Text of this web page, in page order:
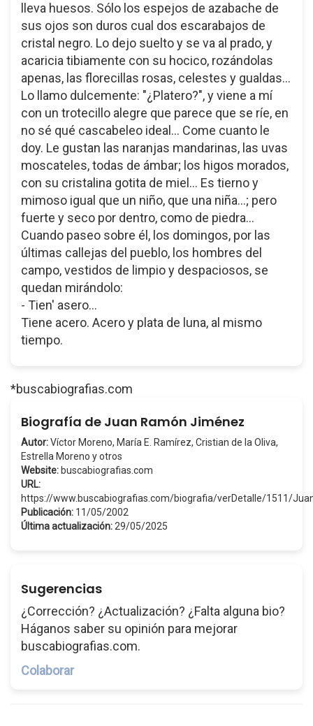
lleva huesos. Sólo los espejos de azabache de
sus ojos son duros cual dos escarabajos de
cristal negro. Lo dejo suelto y se va al prado, y
acaricia tibiamente con su hocico, rozándolas
apenas, las florecillas rosas, celestes y gualdas...
Lo llamo dulcemente: "¿Platero?", y viene a mí
con un trotecillo alegre que parece que se ríe, en
no sé qué cascabeleo ideal... Come cuanto le
doy. Le gustan las naranjas mandarinas, las uvas
moscateles, todas de ámbar; los higos morados,
con su cristalina gotita de miel... Es tierno y
mimoso igual que un niño, que una niña...; pero
fuerte y seco por dentro, como de piedra...
Cuando paseo sobre él, los domingos, por las
últimas callejas del pueblo, los hombres del
campo, vestidos de limpio y despaciosos, se
quedan mirándolo:
- Tien' asero...
Tiene acero. Acero y plata de luna, al mismo
tiempo.
*buscabiografias.com
Biografía de Juan Ramón Jiménez
Autor:Víctor Moreno, María E. Ramírez, Cristian de la Oliva,
Estrella Moreno y otros
Website: buscabiografias.com
URL:
https://www.buscabiografias.com/biografia/verDetalle/1511/
Publicación: 11/05/2002
Última actualización: 29/05/2025
Sugerencias
¿Corrección? ¿Actualización? ¿Falta alguna bio?
Háganos saber su opinión para mejorar
buscabiografias.com.
Colaborar